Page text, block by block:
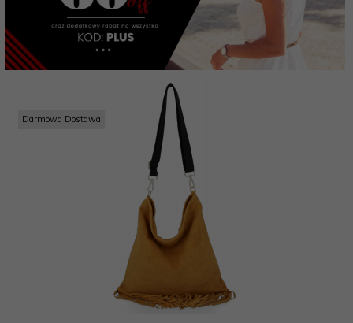
Darmowa Dostawa